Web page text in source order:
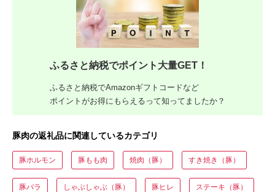
ふるさと納税でポイント大量GET！
ふるさと納税でAmazonギフトコードなど
ポイントがお得にもらえるって知ってましたか？
豚肉の返礼品に関連しているカテゴリ
豚ホルモン 豚もも肉 焼肉（豚） すき焼き（豚）
豚バラ しゃぶしゃぶ（豚） 豚ヒレ ステーキ（豚）